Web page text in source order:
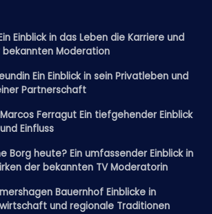
Einblick in das Leben die Karriere und
bekannten Moderation
Ein Einblick in sein Privatleben und
Partnerschaft
Ferragut Ein tiefgehender Einblick
Einfluss
Borg heute? Ein umfassender Einblick in
der bekannten TV Moderatorin
Bauernhof Einblicke in
und regionale Traditionen